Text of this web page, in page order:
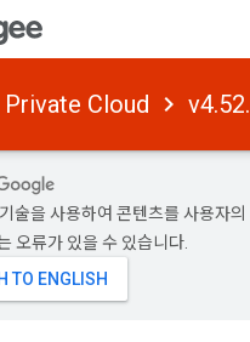
Cloud
술을 사용하여 콘텐츠를 사용자의
오류가 있을 수 있습니다.